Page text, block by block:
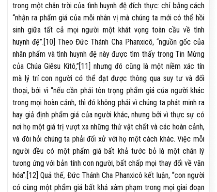
trong một chân trời của tình huynh đệ đích thực: chỉ bằng cách
“nhận ra phẩm giá của mỗi nhân vị mà chúng ta mới có thể hồi
sinh giữa tất cả mọi người một khát vọng toàn cầu về tình
huynh đệ”.[10] Theo Đức Thánh Cha Phanxicô, “nguồn gốc của
nhân phẩm và tình huynh đệ này được tìm thấy trong Tin Mừng
của Chúa Giêsu Kitô,”[11] nhưng đó cũng là một niềm xác tín
mà lý trí con người có thể đạt được thông qua suy tư và đối
thoại, bởi vì “nếu cần phải tôn trọng phẩm giá của người khác
trong mọi hoàn cảnh, thì đó không phải vì chúng ta phát minh ra
hay giả định phẩm giá của người khác, nhưng bởi vì thực sự có
nơi họ một giá trị vượt xa những thứ vật chất và các hoàn cảnh,
và đòi hỏi chúng ta phải đối xử với họ một cách khác. Việc mỗi
người đều có một phẩm giá bất khả tước bỏ là một chân lý
tương ứng với bản tính con người, bất chấp mọi thay đổi về văn
hóa”.[12] Quả thế, Đức Thánh Cha Phanxicô kết luận, “con người
có cùng một phẩm giá bất khả xâm phạm trong mọi giai đoạn